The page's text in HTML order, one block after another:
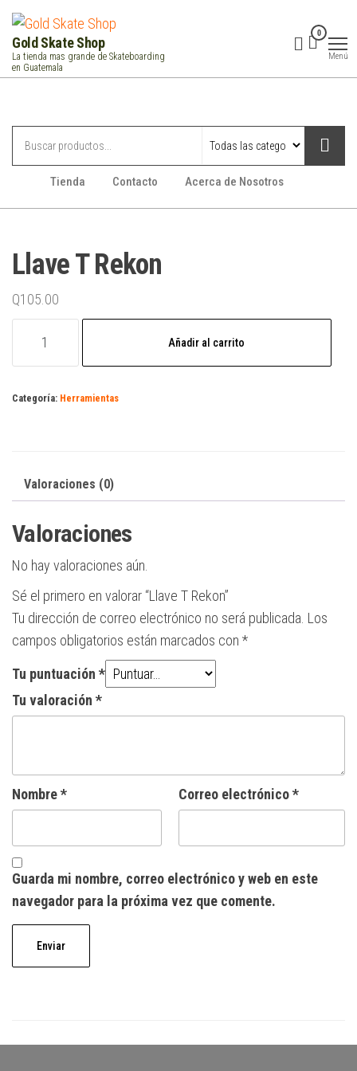
Saltar
contenido
Gold Skate Shop
La tienda mas grande de Skateboarding
en Guatemala
0
Menú
Tienda Contacto Acerca de Nosotros
Llave T Rekon
Q105.00
cantidad
Añadir al carrito
Categoría: Herramientas
Valoraciones (0)
Valoraciones
No hay valoraciones aún.
Sé el primero en valorar “Llave T Rekon”
Tu dirección de correo electrónico no será publicada. Los
campos obligatorios están marcados con *
Tu puntuación *
Tu valoración *
Nombre* Correo electrónico*
Guarda mi nombre, correo electrónico y web en este
navegador para la próxima vez que comente.